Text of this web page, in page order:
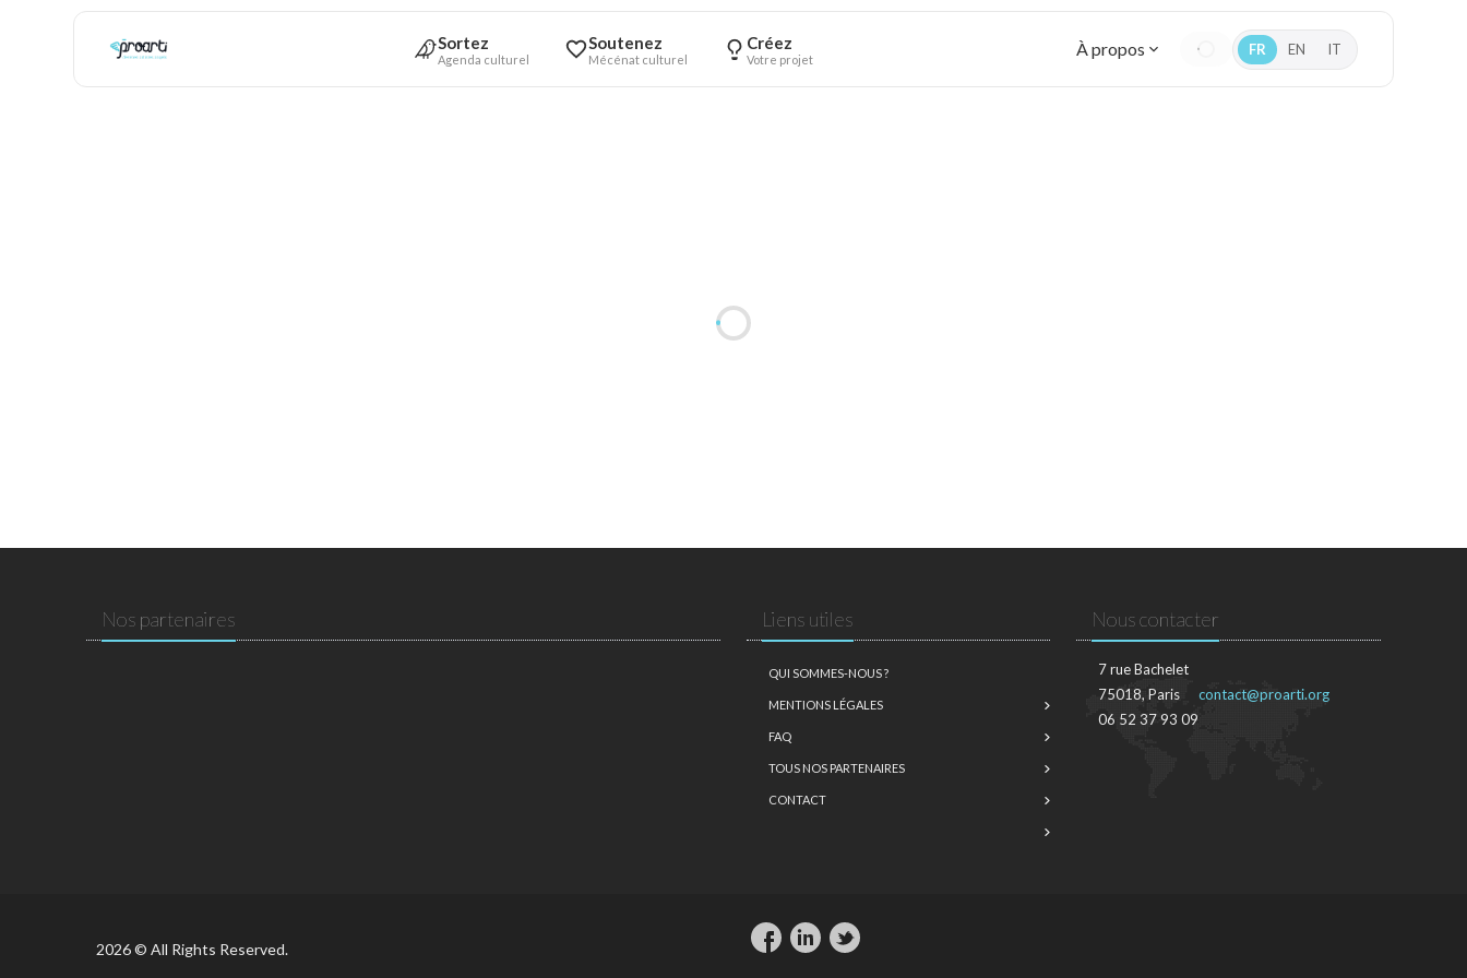
Sortez
Agenda culturel
Soutenez
Mécénat culturel
Créez
Votre projet À propos FR EN IT
Nos partenaires Liens utiles
QUI SOMMES-NOUS ?
MENTIONS LÉGALES
FAQ
TOUS NOS PARTENAIRES
CONTACT
Nous contacter
7 rue Bachelet
75018, Paris
06 52 37 93 09
contact@proarti.org
2026 © All Rights Reserved.